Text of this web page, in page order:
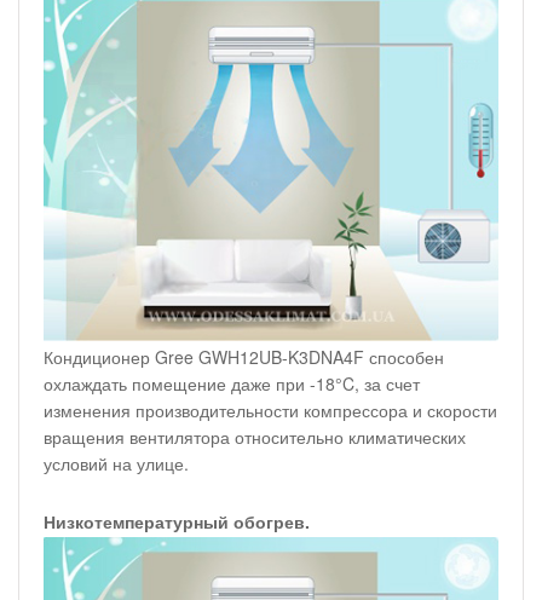
Кондиционер Gree GWH12UB-K3DNA4F способен
охлаждать помещение даже при -18°C, за счет
изменения производительности компрессора и скорости
вращения вентилятора относительно климатических
условий на улице.
Низкотемпературный обогрев.